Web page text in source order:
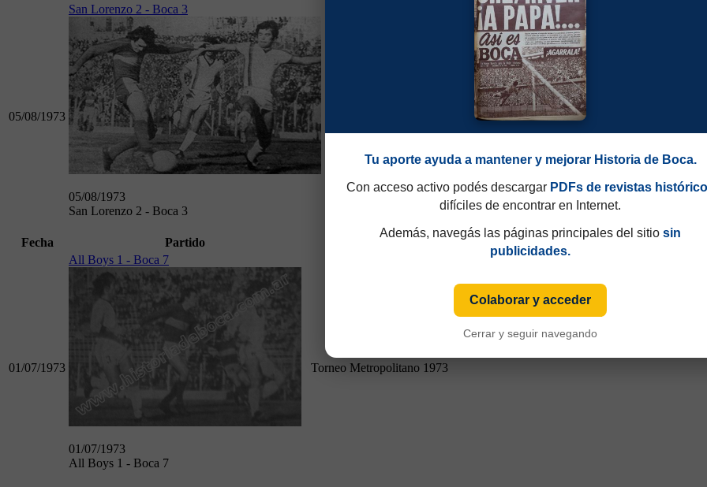
05/08/1973
San Lorenzo 2 - Boca 3
05/08/1973
San Lorenzo 2 - Boca 3
Torneo Metropolitano 1973
Fecha Partido
01/07/1973
All Boys 1 - Boca 7
01/07/1973
All Boys 1 - Boca 7
Torneo Metropolitano 1973
Tu aporte ayuda a mantener y mejorar Historia de Boca.
Con acceso activo podés descargar PDFs de revistas
difíciles de encontrar en Internet.
Además, navegás las páginas principales del sitio sin
publicidades.
Colaborar y acceder
Cerrar y seguir navegando